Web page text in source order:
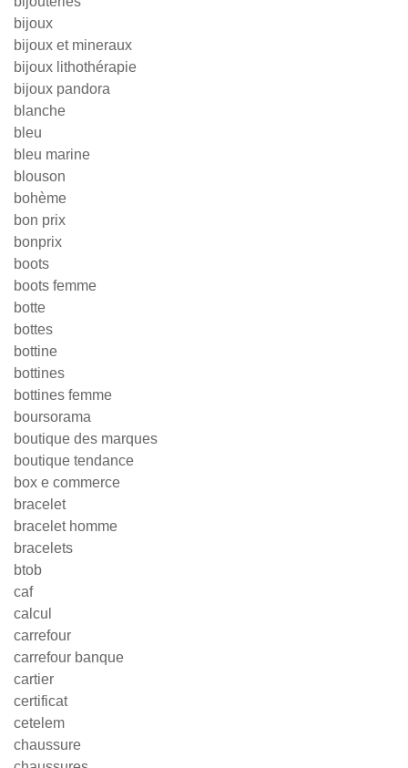
bijoux
bijoux et mineraux
bijoux lithothérapie
bijoux pandora
blanche
bleu
bleu marine
blouson
bohème
bon prix
bonprix
boots
boots femme
botte
bottes
bottine
bottines
bottines femme
boursorama
boutique des marques
boutique tendance
box e commerce
bracelet
bracelet homme
bracelets
btob
caf
calcul
carrefour
carrefour banque
cartier
certificat
cetelem
chaussure